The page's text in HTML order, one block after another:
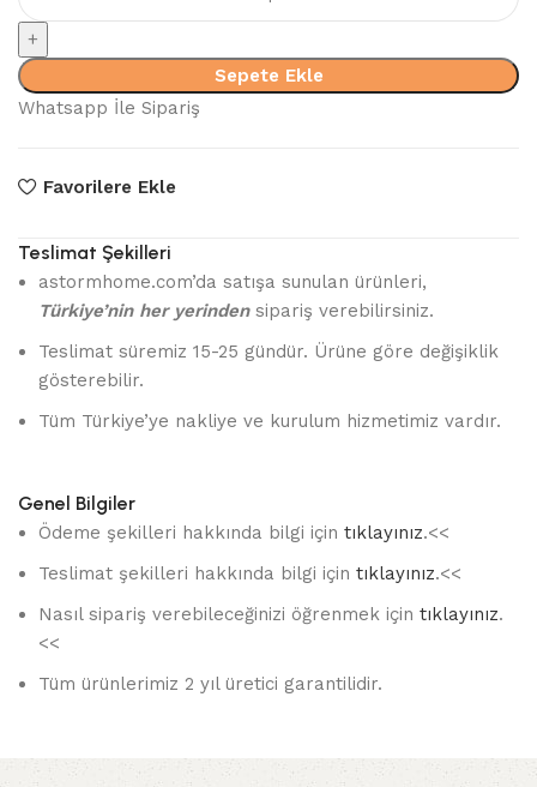
Sehpa
adet
Sepete Ekle
Whatsapp İle Sipariş
Favorilere Ekle
Teslimat Şekilleri
astormhome.com’da satışa sunulan ürünleri,
Türkiye’nin her yerindensipariş verebilirsiniz.
Teslimat süremiz 15-25 gündür. Ürüne göre değişiklik
gösterebilir.
Tüm Türkiye’ye nakliye ve kurulum hizmetimiz vardır.
Genel Bilgiler
Ödeme şekilleri hakkında bilgi için tıklayınız.<<
Teslimat şekilleri hakkında bilgi için tıklayınız.<<
Nasıl sipariş verebileceğinizi öğrenmek için tıklayınız.
<<
Tüm ürünlerimiz 2 yıl üretici garantilidir.